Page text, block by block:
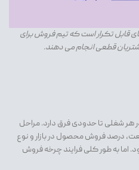
قابل تکرار است که تیم فروش برای
قطعی انجام می دهند.
شغلی تا حدودی فرق دارد. مراحل
درصد فروش محصول در بازار و نوع
به طور کلی فرایند چرخه فروش